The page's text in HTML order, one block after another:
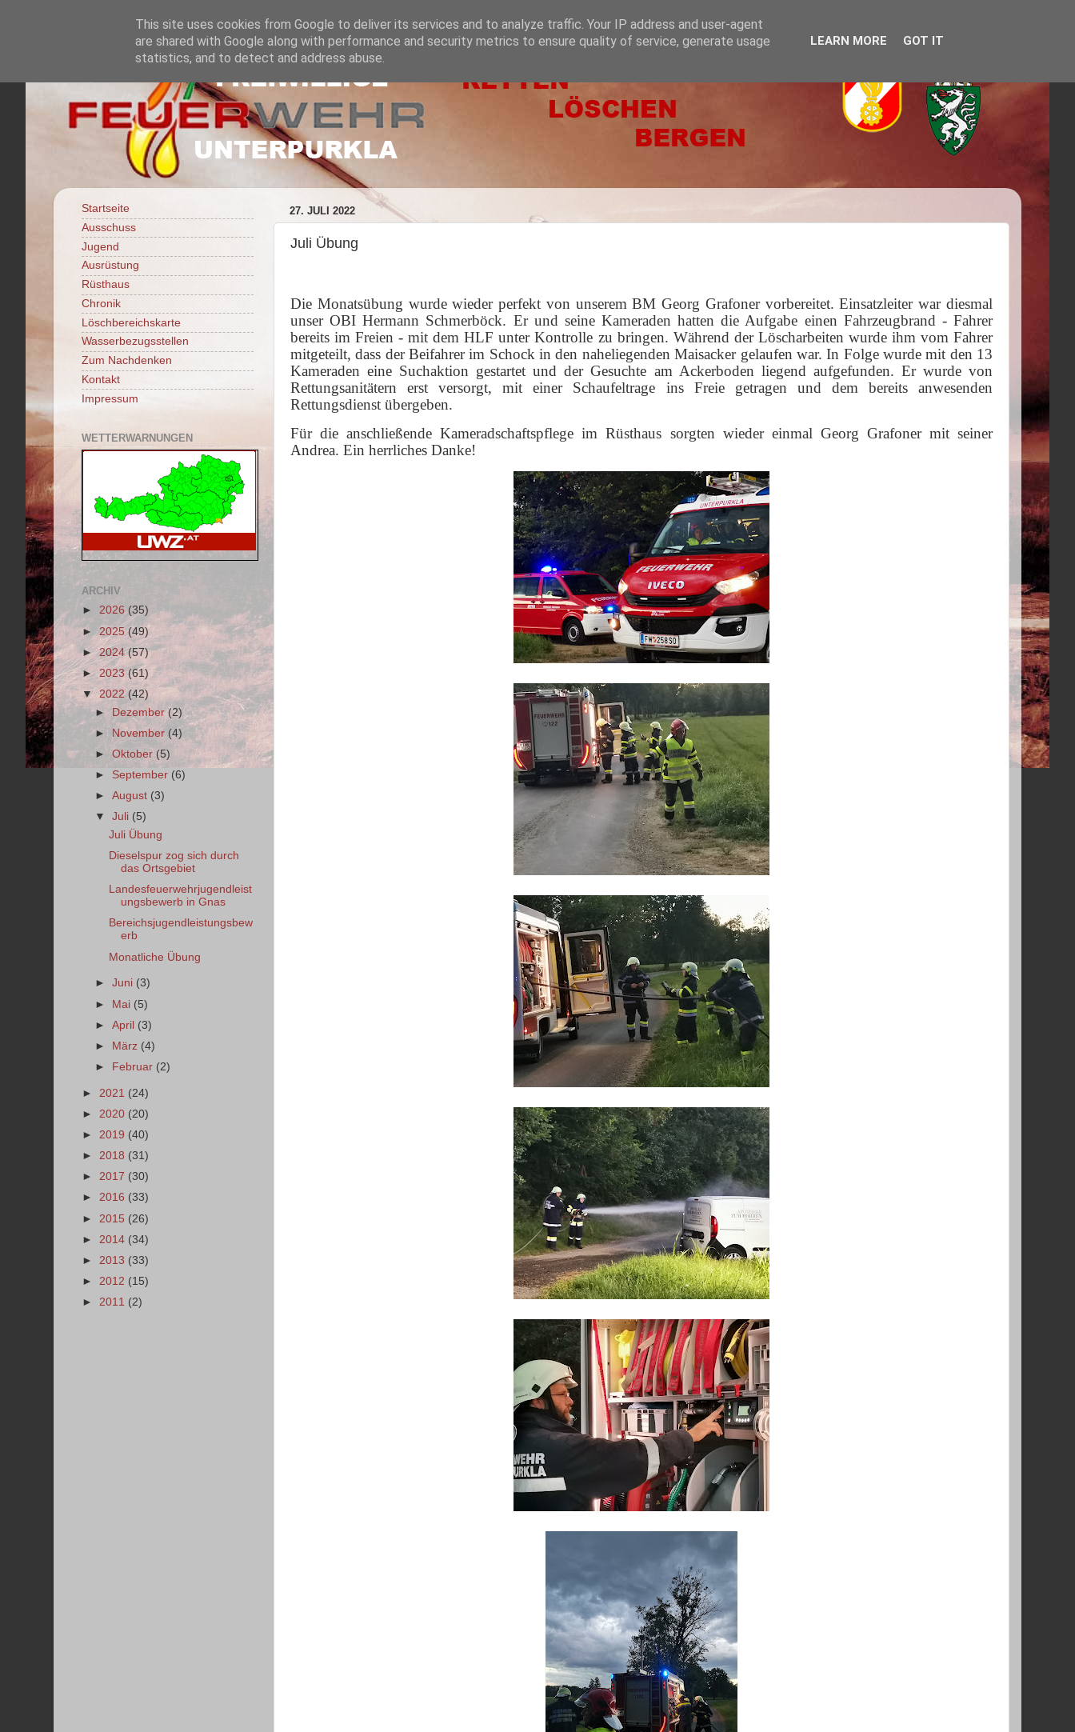
27. JULI 2022
Juli Übung
Die Monatsübung wurde wieder perfekt von unserem BM Georg Grafoner vorbereitet. Einsatzleiter war diesmal
unser OBI Hermann Schmerböck. Er und seine Kameraden hatten die Aufgabe einen Fahrzeugbrand - Fahrer
bereits im Freien - mit dem HLF unter Kontrolle zu bringen. Während der Löscharbeiten wurde ihm vom Fahrer
mitgeteilt, dass der Beifahrer im Schock in den naheliegenden Maisacker gelaufen war. In Folge wurde mit den 13
Kameraden eine Suchaktion gestartet und der Gesuchte am Ackerboden liegend aufgefunden. Er wurde von
Rettungsanitätern erst versorgt, mit einer Schaufeltrage ins Freie getragen und dem bereits anwesenden
Rettungsdienst übergeben.
Für die anschließende Kameradschaftspflege im Rüsthaus sorgten wieder einmal Georg Grafoner mit seiner
Andrea. Ein herrliches Danke!
Startseite
Ausschuss
Jugend
Ausrüstung
Rüsthaus
Chronik
Löschbereichskarte
Wasserbezugsstellen
Zum Nachdenken
Kontakt
Impressum
WETTERWARNUNGEN
ARCHIV
► 2026 (35)
► 2025(49)
►2024(57)
► 2023 (61)
▼ 2022(42)
► Dezember(2)
►
November (4)
►Oktober (5)
► September (6)
►August (3)
▼Juli (5)
Juli Übung
Dieselspur zog sich durch
das Ortsgebiet
Landesfeuerwehrjugendleist
ungsbewerb in Gnas
Bereichsjugendleistungsbew
erb
Monatliche Übung
►Juni (3)
► Mai (5)
►April (3)
►
März (4)
►
Februar (2)
► 2021 (24)
► 2020 (20)
► 2019 (40)
► 2018 (31)
► 2017 (30)
► 2016 (33)
► 2015 (26)
► 2014 (34)
► 2013 (33)
► 2012 (15)
► 2011 (2)
This site uses cookies from Google to deliver its services and to analyze traffic. Your IP address and user-agent
are shared with Google along with performance and security metrics to ensure quality of service, generate usage
statistics, and to detect and address abuse.
LEARN MORE GOT IT